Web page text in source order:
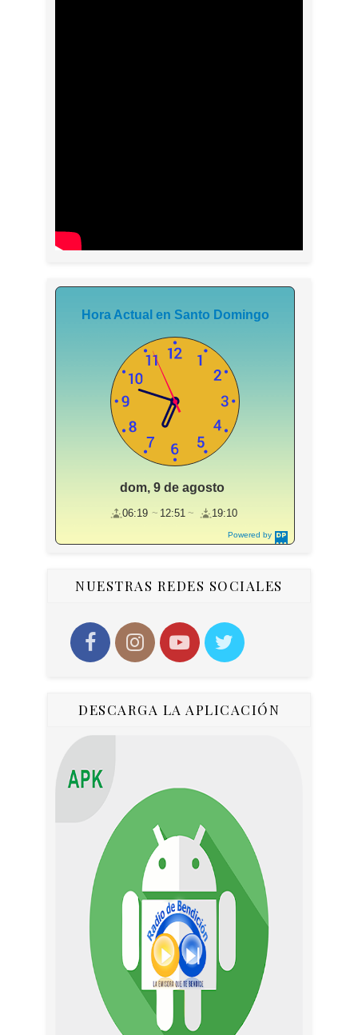
Powered by
DaysPedia.c
Hora Actual en Santo Domingo
dom, 9 de agosto
06:19 12:51 19:10
NUESTRAS REDES SOCIALES
DESCARGA LA APLICACIÓN